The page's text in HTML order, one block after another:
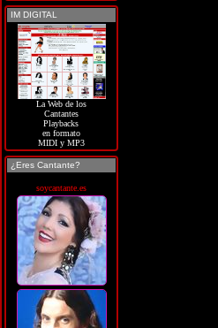
IM DIGITAL
La Web de los
Cantantes
Playbacks
en formato
MIDI y MP3
¿Eres Cantante?
soycantante.es